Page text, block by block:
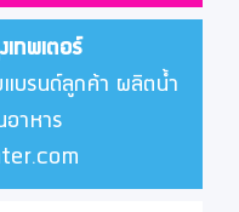
ทพเตอร์
บรนด์ลูกค้า ผลิตน้ำ
าหาร